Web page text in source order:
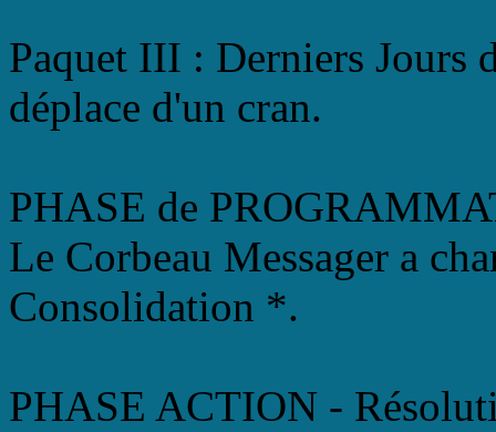
Paquet III : Derniers Jours
déplace d'un cran.
PHASE de
Le Corbeau Messager a
Consolidation *.
PHASE ACTION -